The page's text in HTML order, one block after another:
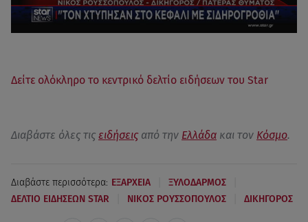
Δείτε ολόκληρο το κεντρικό δελτίο ειδήσεων του Star
Διαβάστε όλες τις ειδήσεις από την Ελλάδα και τον Κόσμο.
Διαβάστε περισσότερα: ΕΞΑΡΧΕΙΑ ΞΥΛΟΔΑΡΜΟΣ
ΔΕΛΤΙΟ ΕΙΔΗΣΕΩΝ STAR ΝΙΚΟΣ ΡΟΥΣΣΟΠΟΥΛΟΣ ΔΙΚΗΓΟΡΟΣ